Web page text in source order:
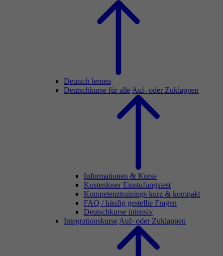
Deutsch lernen
Deutschkurse für alle Auf- oder Zuklappen
Informationen & Kurse
Kostenloser Einstufungstest
Kompetenztrainings kurz & kompakt
FAQ / häufig gestellte Fragen
Deutschkurse intensiv
Integrationskurse Auf- oder Zuklappen